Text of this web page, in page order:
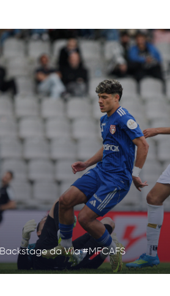
Backstage da Vila #MFCAFS